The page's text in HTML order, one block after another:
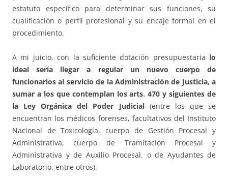
estatuto específico para determinar sus funciones, su
cualificación o perfil profesional y su encaje formal en el
procedimiento.
A mi juicio, con la suficiente dotación presupuestaria lo
ideal sería llegar a regular un nuevo cuerpo de
funcionarios al servicio de la Administración de Justicia, a
sumar a los que contemplan los arts. 470 y siguientes de
la Ley Orgánica del Poder Judicial (entre los que se
encuentran los médicos forenses, facultativos del Instituto
Nacional de Toxicología, cuerpo de Gestión Procesal y
Administrativa, cuerpo de Tramitación Procesal y
Administrativa y de Auxilio Procesal, o de Ayudantes de
Laboratorio, entre otros).